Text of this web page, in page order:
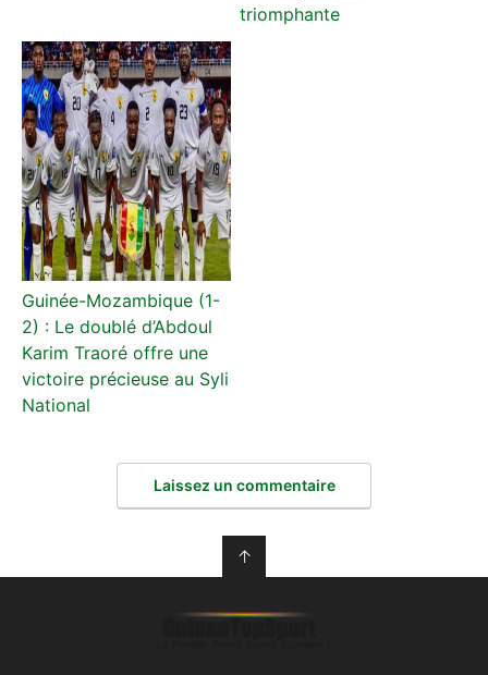
triomphante
Guinée-Mozambique (1-
2) : Le doublé d’Abdoul
Karim Traoré offre une
victoire précieuse au Syli
National
Laissez un commentaire
↑